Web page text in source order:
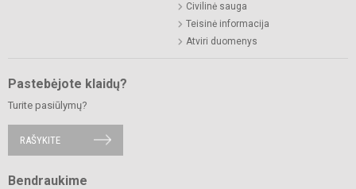
Civilinė sauga
Teisinė informacija
Atviri duomenys
Pastebėjote klaidų?
Turite pasiūlymų?
RAŠYKITE
Bendraukime